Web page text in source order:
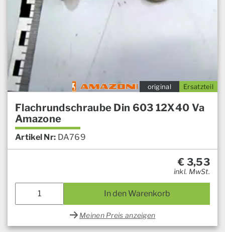
Ersatzteil
original
Flachrundschraube Din 603 12X40 Va
Amazone
Artikel Nr: DA769
€ 3,53
inkl. MwSt.
In den Warenkorb
Meinen Preis anzeigen